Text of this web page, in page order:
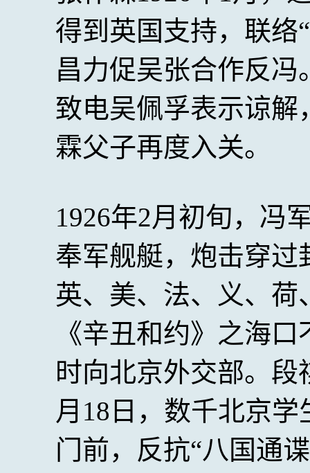
得到英国支持，联络
昌力促吴张合作反冯
致电吴佩孚表示谅
霖父子再度入关。
1926年2月初旬，冯
奉军舰艇，炮击穿过
英、美、法、义、
《辛丑和约》之海
时向北京外交部。
月18日，数千北京
门前，反抗“八国通